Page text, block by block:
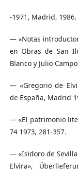
-1971, Madrid, 1986.
— «Notas
en Obras de San
Blanco y Julio
— «Gregorio de
de España, Madrid
— «El patrimonio
74 1973, 281-357.
— «Isidoro de
Elvira»,